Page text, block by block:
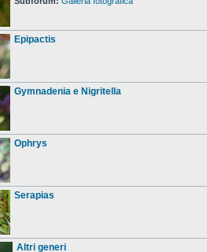
Epipactis
Gymnadenia e Nigritella
Ophrys
Serapias
Altri generi